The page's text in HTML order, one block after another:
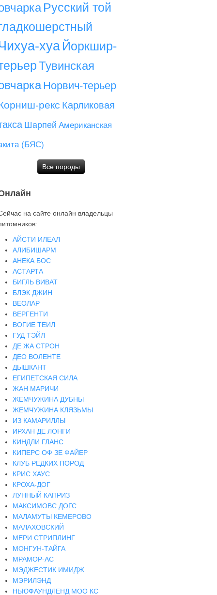
Русский той
хуа Йоркшир-
Тувинская
Норвич-терьер
рекс Карликовая
Шарпей Американская
(БЯС)
Все породы
на сайте онлайн владельцы
АЙСТИ ИЛЕАЛ
АЛИБИШАРМ
АНЕКА БОС
АСТАРТА
БИГЛЬ ВИВАТ
БЛЭК ДЖИН
ВЕОЛАР
ВЕРГЕНТИ
ВОГИЕ ТЕИЛ
ГУД ТЭЙЛ
ДЕ ЖА СТРОН
ДЕО ВОЛЕНТЕ
ДЫШКАНТ
ЕГИПЕТСКАЯ СИЛА
ЖАН МАРИЧИ
ЖЕМЧУЖИНА ДУБНЫ
ЖЕМЧУЖИНА КЛЯЗЬМЫ
ИЗ КАМАРИЛЛЫ
ИРХАН ДЕ ЛОНГИ
КИНДЛИ ГЛАНС
КИПЕРС ОФ ЗЕ ФАЙЕР
КЛУБ РЕДКИХ ПОРОД
КРИС ХАУС
КРОХА-ДОГ
ЛУННЫЙ КАПРИЗ
МАКСИМОВС ДОГС
МАЛАМУТЫ КЕМЕРОВО
МАЛАХОВСКИЙ
МЕРИ СТРИПЛИНГ
МОНГУН-ТАЙГА
МРАМОР-АС
МЭДЖЕСТИК ИМИДЖ
МЭРИЛЭНД
НЬЮФАУНДЛЕНД МОО КС